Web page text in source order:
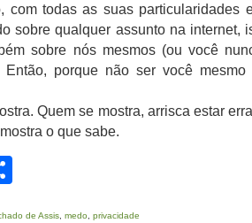
com todas as suas particularidades
sobre qualquer assunto na internet,
sobre nós mesmos (ou você
Então, porque não ser você
Quem se mostra, arrisca estar
o que sabe.
de Assis medo privacidade